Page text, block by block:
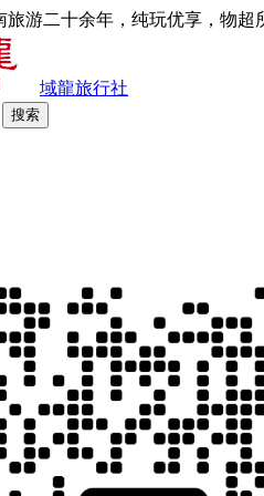
游二十余年，纯玩优享，物超
域龍旅行社
搜索